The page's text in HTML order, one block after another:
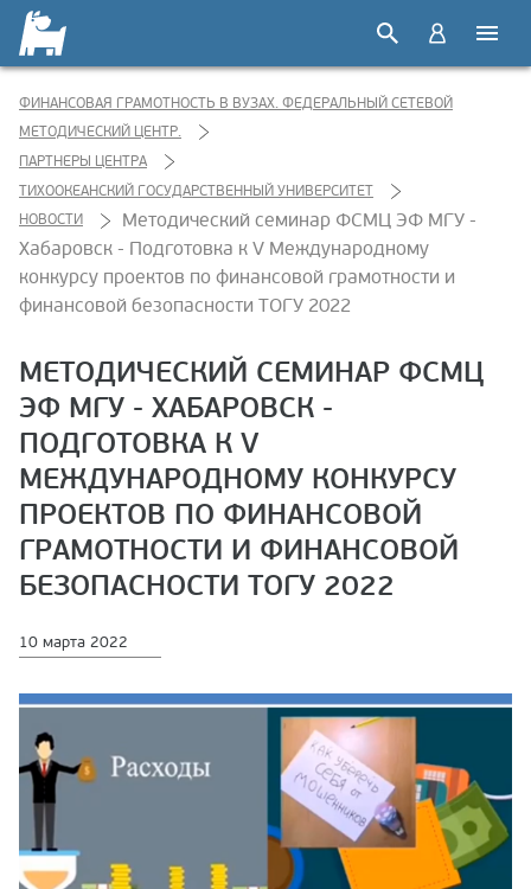
ФИНАНСОВАЯ ГРАМОТНОСТЬ В ВУЗАХ. ФЕДЕРАЛЬНЫЙ СЕТЕВОЙ
МЕТОДИЧЕСКИЙ ЦЕНТР.
ПАРТНЕРЫ ЦЕНТРА
ТИХООКЕАНСКИЙ ГОСУДАРСТВЕННЫЙ УНИВЕРСИТЕТ
НОВОСТИ
Методический семинар ФСМЦ ЭФ МГУ -
Хабаровск - Подготовка к V Международному
конкурсу проектов по финансовой грамотности и
финансовой безопасности ТОГУ 2022
МЕТОДИЧЕСКИЙ СЕМИНАР ФСМЦ
ЭФ МГУ - ХАБАРОВСК -
ПОДГОТОВКА К V
МЕЖДУНАРОДНОМУ КОНКУРСУ
ПРОЕКТОВ ПО ФИНАНСОВОЙ
ГРАМОТНОСТИ И ФИНАНСОВОЙ
БЕЗОПАСНОСТИ ТОГУ 2022
10 марта 2022